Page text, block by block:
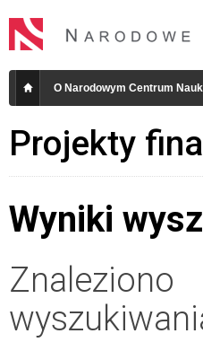
O Narodowym Centrum
Projekty
Wyniki
Znaleziono